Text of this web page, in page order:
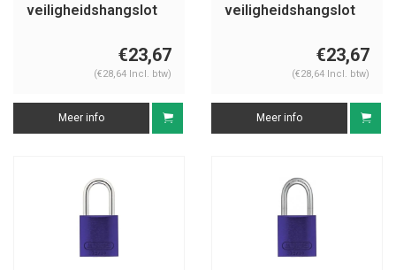
veiligheidshangslot
74BS/40 paars€23,67
(€28,64 Incl. btw)
Meer info
veiligheidshangslot
€23,67
(€28,64 Incl. btw)
Meer info